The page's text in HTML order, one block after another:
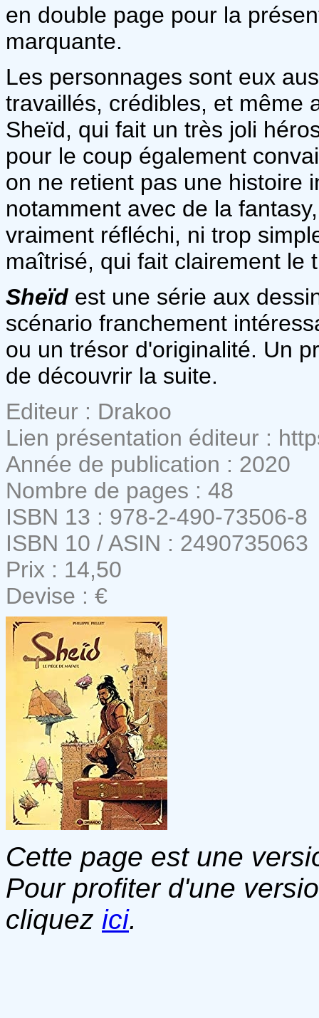
en double page pour la
marquante.
Les personnages sont eux
travaillés, crédibles, et même
Sheïd, qui fait un très joli
pour le coup également
on ne retient pas une histoire
notamment avec de la
vraiment réfléchi, ni trop
maîtrisé, qui fait clairement le
Sheïd est une série aux
scénario franchement
ou un trésor d'originalité. Un
de découvrir la suite.
Editeur : Drakoo
Lien présentation éditeur :
Année de publication : 2020
Nombre de pages : 48
ISBN 13 : 978-2-490-73506-8
ISBN 10 / ASIN : 2490735063
Prix : 14,50
Devise : €
Cette page est une
Pour profiter d'une
cliquez ici.